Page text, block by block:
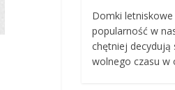
Domki
popularność w
chętniej decydują
wolnego czasu w